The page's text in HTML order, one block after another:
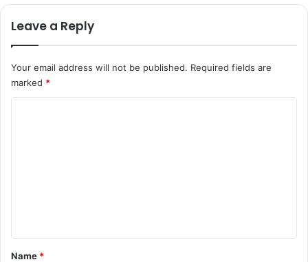
Leave a Reply
Your email address will not be published. Required fields are
marked *
*
Name *